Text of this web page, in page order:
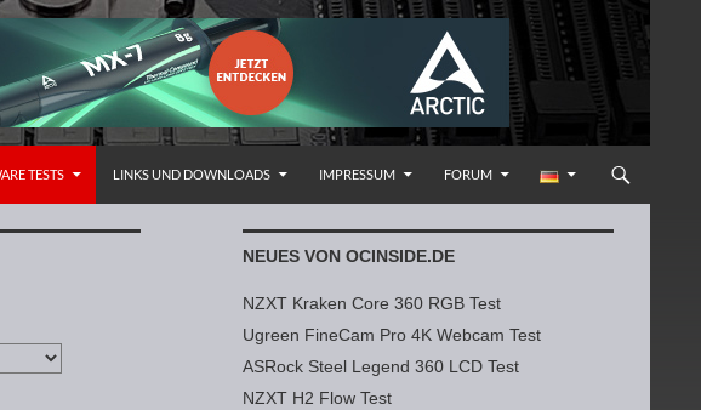
TESTS LINKS UND DOWNLOADS IMPRESSUM FORUM
NEUES VON OCINSIDE.DE
NZXT Kraken Core 360 RGB Test
Ugreen FineCam Pro 4K Webcam Test
ASRock Steel Legend 360 LCD Test
NZXT H2 Flow Test